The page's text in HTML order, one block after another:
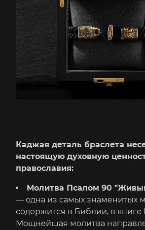
Каджая деталь браслета
настоящую духовную
православия:
Молитва Псалом 90
— одна из самых знаменитых
содержится в Библии, в книге
Мощнейшая молитва